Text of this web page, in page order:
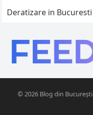
Deratizare in Bucuresti
© 2026 Blog din București